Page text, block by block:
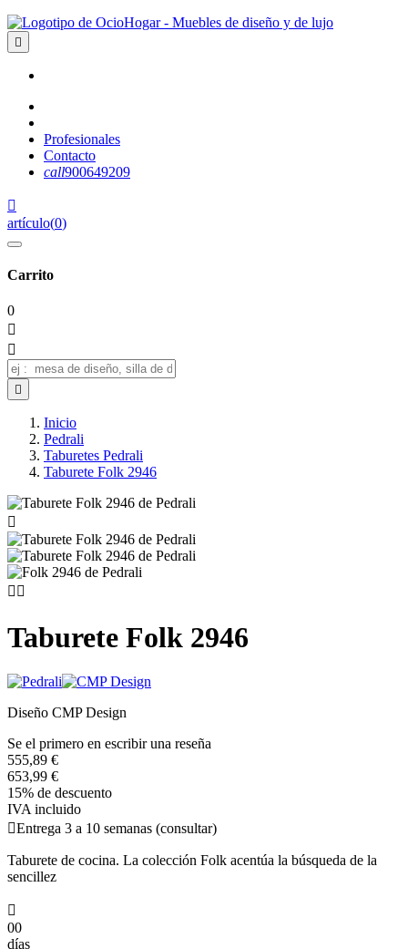

Profesionales
Contacto
call900649209

artículo(0)
Carrito
0



Inicio
Pedrali
Taburetes Pedrali
Taburete Folk 2946

 
Taburete Folk 2946
Diseño CMP Design
Se el primero en escribir una reseña
555,89 €
653,99 €
15% de descuento
IVA incluido
Entrega 3 a 10 semanas (consultar)
Taburete de cocina. La colección Folk acentúa la búsqueda de la
sencillez

00
días